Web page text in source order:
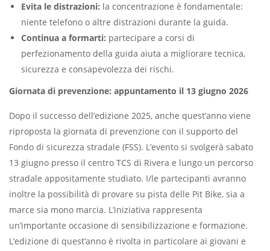
Evita le distrazioni: la concentrazione è fondamentale:
niente telefono o altre distrazioni durante la guida.
Continua a formarti: partecipare a corsi di
perfezionamento della guida aiuta a migliorare tecnica,
sicurezza e consapevolezza dei rischi.
Giornata di prevenzione: appuntamento il 13 giugno 2026
Dopo il successo dell’edizione 2025, anche quest’anno viene
riproposta la giornata di prevenzione con il supporto del
Fondo di sicurezza stradale (FSS). L’evento si svolgerà sabato
13 giugno presso il centro TCS di Rivera e lungo un percorso
stradale appositamente studiato. I/le partecipanti avranno
inoltre la possibilità di provare su pista delle Pit Bike, sia a
marce sia mono marcia. L’iniziativa rappresenta
un’importante occasione di sensibilizzazione e formazione.
L’edizione di quest’anno è rivolta in particolare ai giovani e